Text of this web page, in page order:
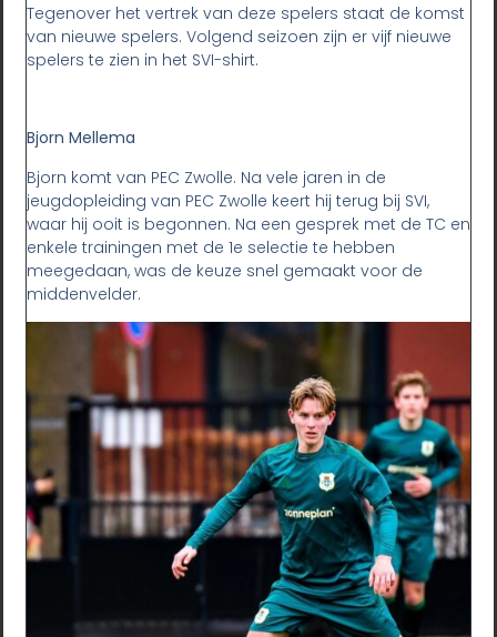
Tegenover het vertrek van deze spelers staat de komst
van nieuwe spelers. Volgend seizoen zijn er vijf nieuwe
spelers te zien in het SVI-shirt.
Bjorn Mellema
Bjorn komt van PEC Zwolle. Na vele jaren in de
jeugdopleiding van PEC Zwolle keert hij terug bij SVI,
waar hij ooit is begonnen. Na een gesprek met de TC en
enkele trainingen met de 1e selectie te hebben
meegedaan, was de keuze snel gemaakt voor de
middenvelder.